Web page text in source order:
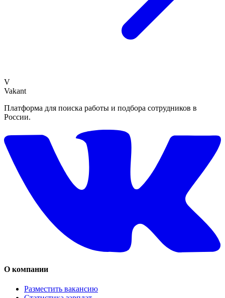
V
Vakant
Платформа для поиска работы и подбора сотрудников в
России.
О компании
Разместить вакансию